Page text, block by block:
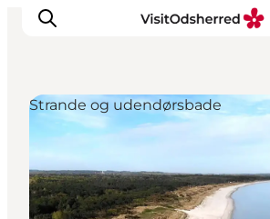
DET SKER
OPLEV
SPIS
Strande og udendørsbade